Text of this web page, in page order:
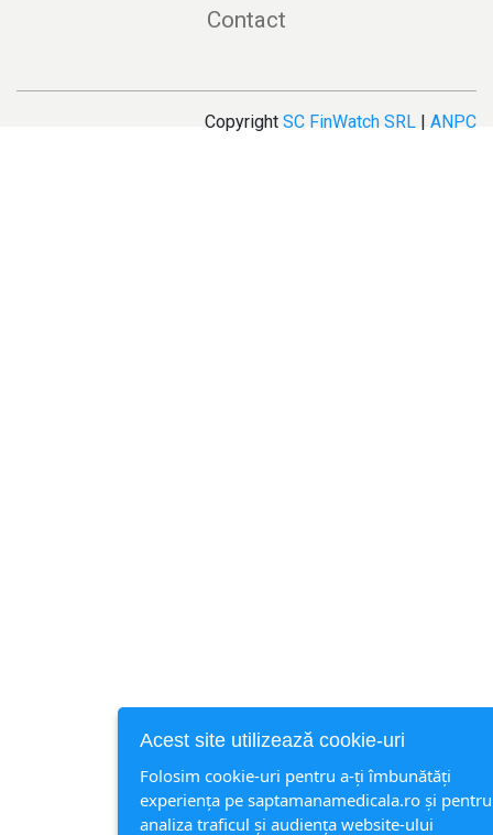
Contact
Copyright SC FinWatch SRL | ANPC
Acest site utilizează cookie-uri
Folosim cookie-uri pentru a-ți îmbunătăți
experiența pe saptamanamedicala.ro și
analiza traficul și audiența website-ului